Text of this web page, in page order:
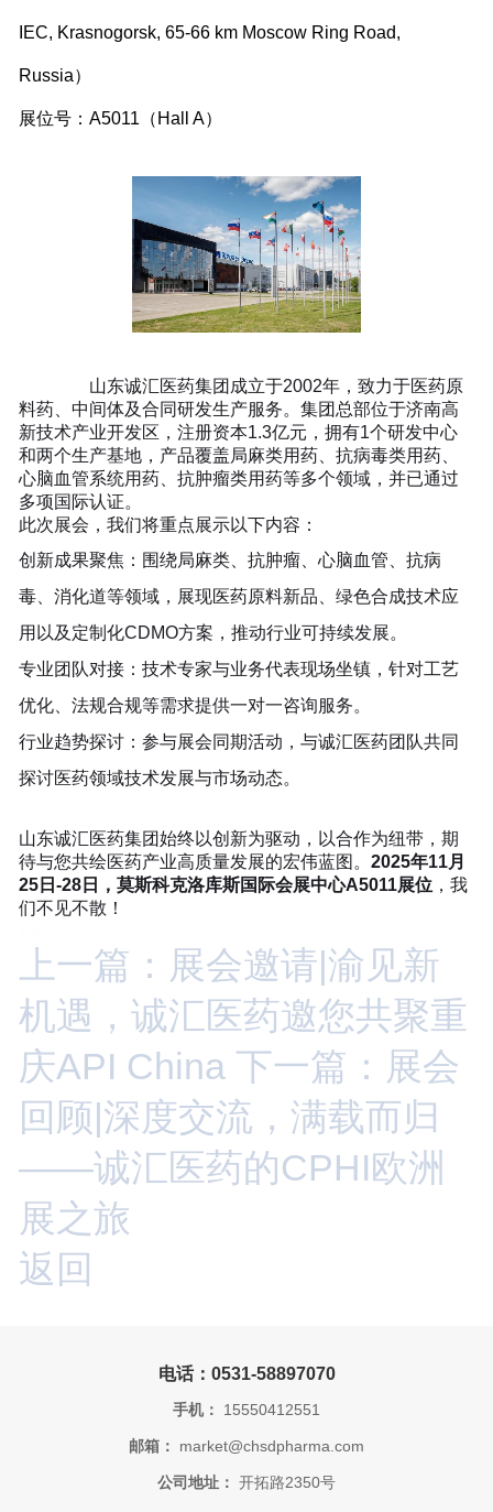
IEC, Krasnogorsk, 65-66 km Moscow Ring Road,
Russia）
展位号：A5011（Hall A）
山东诚汇医药集团成立于2002年，致力于医药原
料药、中间体及合同研发生产服务。集团总部位于济南高
新技术产业开发区，注册资本1.3亿元，拥有1个研发中心
和两个生产基地，产品覆盖局麻类用药、抗病毒类用药、
心脑血管系统用药、抗肿瘤类用药等多个领域，并已通过
多项国际认证。
此次展会，我们将重点展示以下内容：
创新成果聚焦：围绕局麻类、抗肿瘤、心脑血管、抗病
毒、消化道等领域，展现医药原料新品、绿色合成技术应
用以及定制化CDMO方案，推动行业可持续发展。
专业团队对接：技术专家与业务代表现场坐镇，针对工艺
优化、法规合规等需求提供一对一咨询服务。
行业趋势探讨：参与展会同期活动，与诚汇医药团队共同
探讨医药领域技术发展与市场动态。
山东诚汇医药集团始终以创新为驱动，以合作为纽带，期
待与您共绘医药产业高质量发展的宏伟蓝图。 2025年11月
25日-28日，莫斯科克洛库斯国际会展中心A5011展位，我
们不见不散！
上一篇：展会邀请|渝见新
机遇，诚汇医药邀您共聚重
庆API China 下一篇：展会
回顾|深度交流，满载而归
——诚汇医药的CPHI欧洲
展之旅
返回
电话：0531-58897070
手机： 15550412551
邮箱： market@chsdpharma.com
公司地址： 开拓路2350号